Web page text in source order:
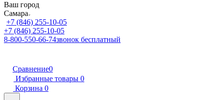
Ваш город
Самара
+7 (846) 255-10-05
+7 (846) 255-10-05
8-800-550-66-74звонок бесплатный
Сравнение0
Избранные товары 0
Корзина 0